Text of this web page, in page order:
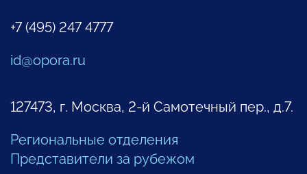
+7 (495) 247 4777
id@opora.ru
127473, г. Москва, 2-й Самотечный пер., д.7.
Региональные отделения
Представители за рубежом